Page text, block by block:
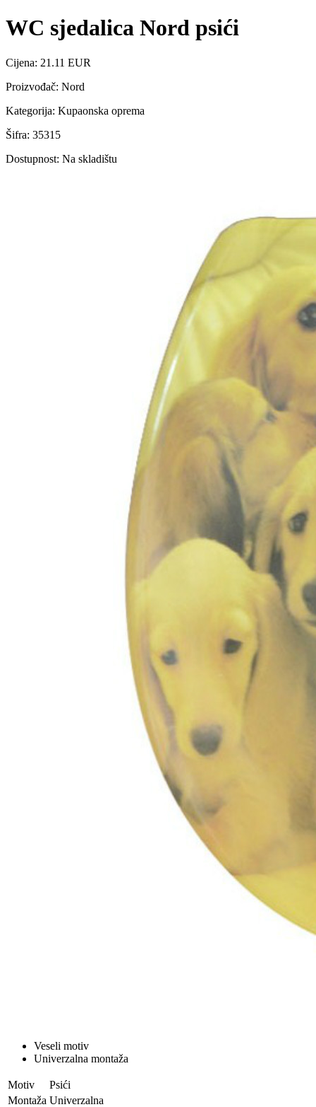
WC sjedalica Nord psići
Cijena: 21.11 EUR
Proizvođač: Nord
Kategorija: Kupaonska oprema
Šifra: 35315
Dostupnost: Na skladištu
Veseli motiv
Univerzalna montaža
Motiv
Psići
Montaža Univerzalna